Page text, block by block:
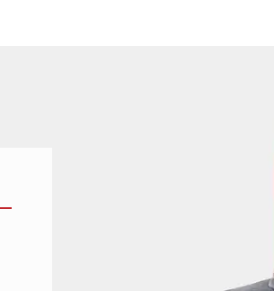
口電話番号